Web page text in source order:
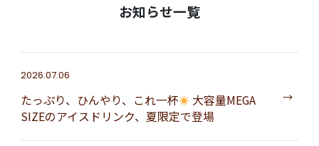
お知らせ一覧
2026.07.06
たっぷり、ひんやり、これ一杯
大容量MEGA
SIZEのアイスドリンク、夏限定で登場